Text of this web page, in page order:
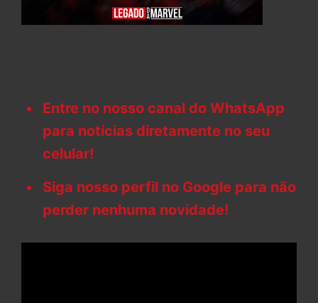
Entre no nosso canal do WhatsApp
para notícias diretamente no seu
celular!
Siga nosso perfil no Google para não
perder nenhuma novidade!